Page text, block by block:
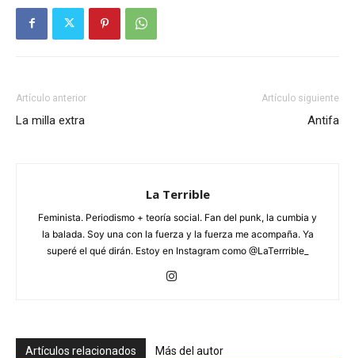
Artículo anterior
La milla extra
Artículo siguiente
Antifa
La Terrible
Feminista. Periodismo + teoría social. Fan del punk, la cumbia y
la balada. Soy una con la fuerza y la fuerza me acompaña. Ya
superé el qué dirán. Estoy en Instagram como @LaTerrrible_
Artículos relacionados Más del autor